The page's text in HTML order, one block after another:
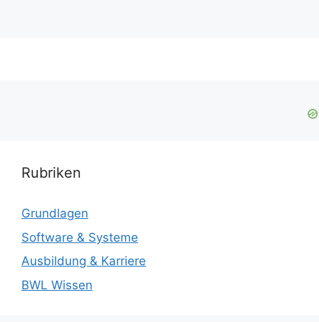
Rubriken
Grundlagen
Software & Systeme
Ausbildung & Karriere
BWL Wissen